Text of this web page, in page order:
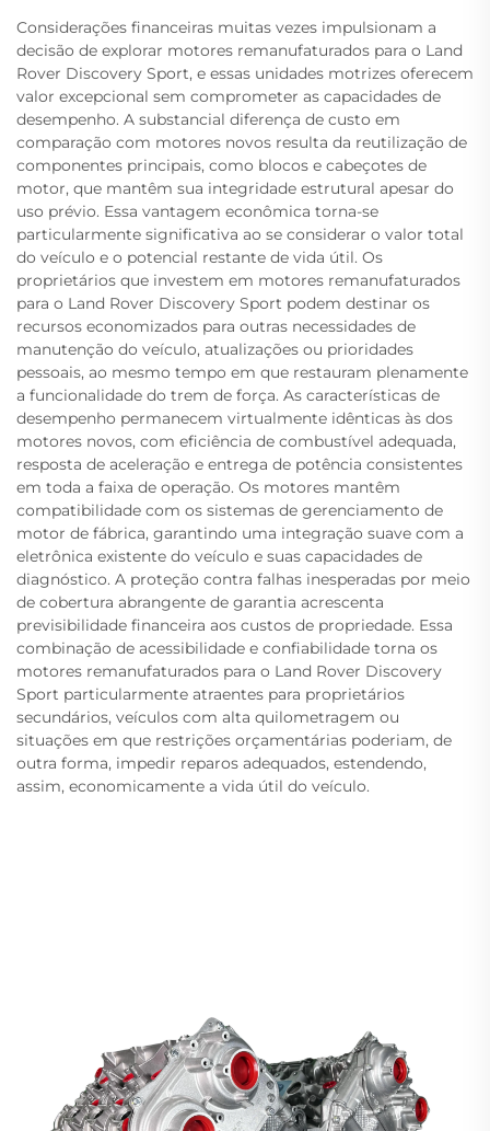
Considerações financeiras muitas vezes impulsionam a
decisão de explorar motores remanufaturados para o Land
Rover Discovery Sport, e essas unidades motrizes oferecem
valor excepcional sem comprometer as capacidades de
desempenho. A substancial diferença de custo em
comparação com motores novos resulta da reutilização de
componentes principais, como blocos e cabeçotes de
motor, que mantêm sua integridade estrutural apesar do
uso prévio. Essa vantagem econômica torna-se
particularmente significativa ao se considerar o valor total
do veículo e o potencial restante de vida útil. Os
proprietários que investem em motores remanufaturados
para o Land Rover Discovery Sport podem destinar os
recursos economizados para outras necessidades de
manutenção do veículo, atualizações ou prioridades
pessoais, ao mesmo tempo em que restauram plenamente
a funcionalidade do trem de força. As características de
desempenho permanecem virtualmente idênticas às dos
motores novos, com eficiência de combustível adequada,
resposta de aceleração e entrega de potência consistentes
em toda a faixa de operação. Os motores mantêm
compatibilidade com os sistemas de gerenciamento de
motor de fábrica, garantindo uma integração suave com a
eletrônica existente do veículo e suas capacidades de
diagnóstico. A proteção contra falhas inesperadas por meio
de cobertura abrangente de garantia acrescenta
previsibilidade financeira aos custos de propriedade. Essa
combinação de acessibilidade e confiabilidade torna os
motores remanufaturados para o Land Rover Discovery
Sport particularmente atraentes para proprietários
secundários, veículos com alta quilometragem ou
situações em que restrições orçamentárias poderiam, de
outra forma, impedir reparos adequados, estendendo,
assim, economicamente a vida útil do veículo.